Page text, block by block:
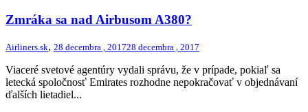
Zmráka sa nad Airbusom A380?
Airliners.sk, 28 decembra , 201728 decembra , 2017
Viaceré svetové agentúry vydali správu, že v prípade, pokiaľ sa
letecká spoločnosť Emirates rozhodne nepokračovať v objednávaní
ďalších lietadiel...